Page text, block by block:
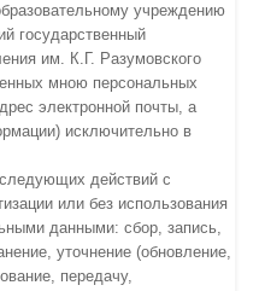
учреждению
государственный
им. К.Г. Разумовского
мною персональных
электронной почты, а
исключительно в
действий с
или без использования
данными: сбор, запись,
уточнение (обновление,
передачу,